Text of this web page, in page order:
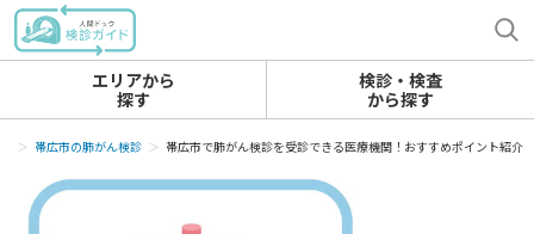
エリアから
探す
検診・検査
から探す
帯広市の肺がん検診 帯広市で肺がん検診を受診できる医療機関！おすすめポイント紹介